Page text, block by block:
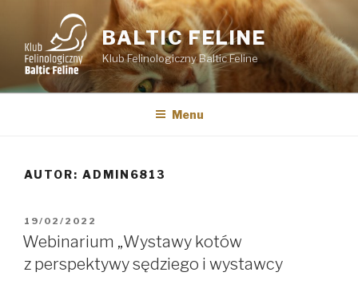
treści
BALTIC FELINE
Klub Felinologiczny Baltic Feline
Menu
AUTOR: ADMIN6813
OPUBLIKOWANE
W
19/02/2022
Webinarium „Wystawy kotów
z perspektywy sędziego i wystawcy